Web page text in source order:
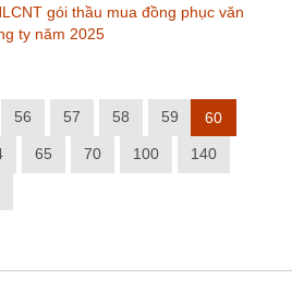
gói thầu mua đồng phục văn
ty năm 2025
56 57 58 59 60
65 70 100 140